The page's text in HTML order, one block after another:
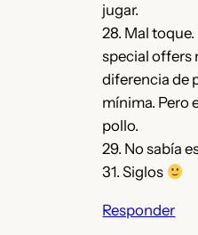
jugar.
28. Mal
special offers
diferencia de
mínima. Pero
pollo.
29. No sabía
31. Siglos
Responder